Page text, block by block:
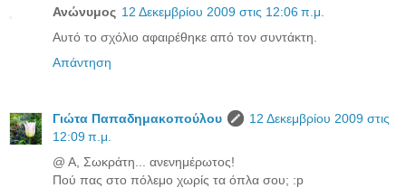
Ανώνυμος 12 Δεκεμβρίου 2009 στις 12:06 π.μ.
Αυτό το σχόλιο αφαιρέθηκε από τον συντάκτη.
Απάντηση
Γιώτα Παπαδημακοπούλου
12 Δεκεμβρίου 2009 στις
12:09 π.μ.
@ Α, Σωκράτη... ανενημέρωτος!
Πού πας στο πόλεμο χωρίς τα όπλα σου; :p